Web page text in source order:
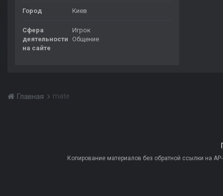
Город Киев
Сфера
деятельности
на сайте
Игрок
Общение
Главная mate
Копирование материалов без обратной ссылки на